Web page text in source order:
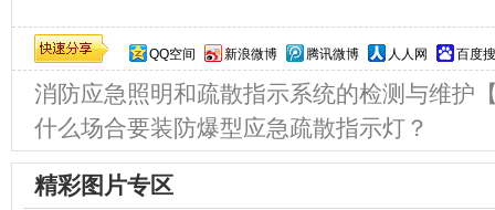
QQ空间 新浪微博 腾讯微博 人人网 百度
消防应急照明和疏散指示系统的检测与维护
什么场合要装防爆型应急疏散指示灯？
精彩图片专区